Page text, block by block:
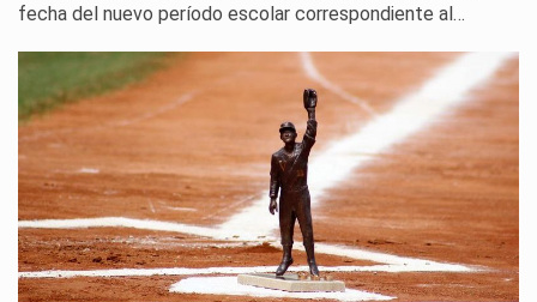
fecha del nuevo período escolar correspondiente al…